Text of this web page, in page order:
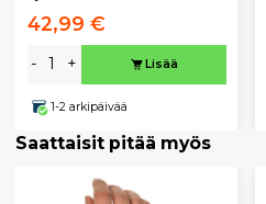
42,99 €
- + Lisää
1-2 arkipäivää
Saattaisit pitää myös